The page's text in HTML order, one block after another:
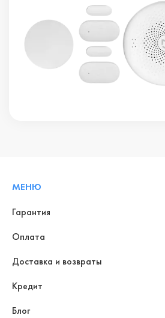
МЕНЮ
Гарантия
Оплата
Доставка и возвраты
Кредит
Блог